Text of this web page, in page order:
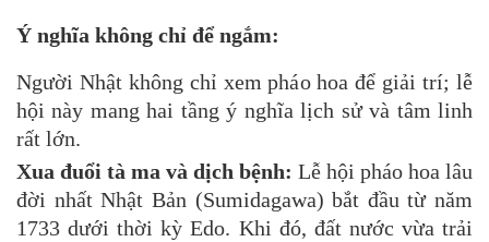
Ý nghĩa không chỉ để ngắm:
Người Nhật không chỉ xem pháo hoa để giải trí; lễ
hội này mang hai tầng ý nghĩa lịch sử và tâm linh
rất lớn.
Xua đuổi tà ma và dịch bệnh: Lễ hội pháo hoa lâu
đời nhất Nhật Bản (Sumidagawa) bắt đầu từ năm
1733 dưới thời kỳ Edo. Khi đó, đất nước vừa trải